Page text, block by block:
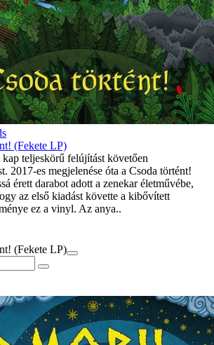
(Fekete LP)
teljeskörű felújítást követően
2017-es megjelenése óta a Csoda történt!
érett darabot adott a zenekar életművébe,
az első kiadást követte a kibővített
ez a vinyl. Az anya..
(Fekete LP)